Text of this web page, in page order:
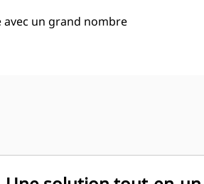
avec un grand nombre